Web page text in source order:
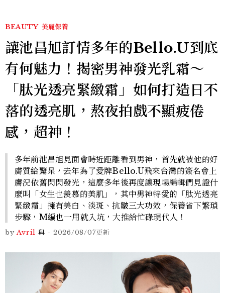
BEAUTY 美麗保養
讓池昌旭訂情多年的Bello.U到底
有何魅力！揭密男神發光乳霜～
「肽光透亮緊緻霜」如何打造日不
落的透亮肌，熬夜拍戲不顯疲倦
感，超神！
多年前池昌旭見面會時近距離看到男神，首先就被他的好
膚質給驚呆，去年為了愛牌Bello.U飛來台灣的簽名會上
膚況依舊閃閃發光，這麼多年後再度讓現場編輯們見證什
麼叫「女生也羨慕的美肌」，其中男神特愛的「肽光透亮
緊緻霜」擁有美白、淡斑、抗皺三大功效，保養省下繁瑣
步驟，M編也一用就入坑，大推給忙碌現代人！
by Avril 與 - 2026/08/07更新